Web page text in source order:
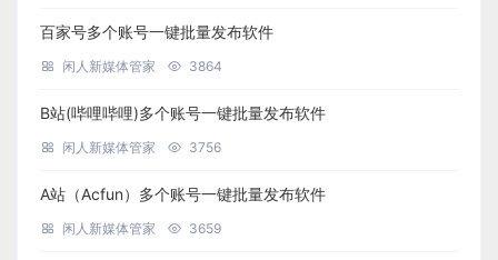
百家号多个账号一键批量发布软件
闲人新媒体管家 3864
B站(哔哩哔哩)多个账号一键批量发布软件
闲人新媒体管家 3756
A站（Acfun）多个账号一键批量发布软件
闲人新媒体管家 3659